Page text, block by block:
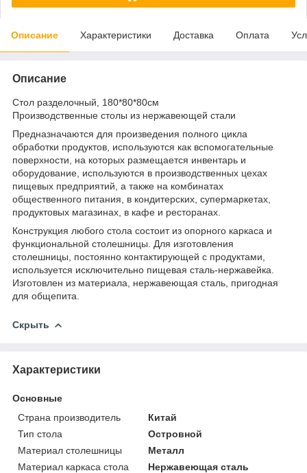
Описание Характеристики Доставка Оплата
Описание
Стол разделочный, 180*80*80см
Производственные столы из нержавеющей стали
Предназначаются для произведения полного цикла
обработки продуктов, используются как вспомогательные
поверхности, на которых размещается инвентарь и
оборудование, используются в производственных цехах
пищевых предприятий, а также на комбинатах
общественного питания, в кондитерских, супермаркетах,
продуктовых магазинах, в кафе и ресторанах.
Конструкция любого стола состоит из опорного каркаса и
функциональной столешницы. Для изготовления
столешницы, постоянно контактирующей с продуктами,
используется исключительно пищевая сталь-нержавейка.
Изготовлен из материала, нержавеющая сталь, пригодная
для общепита.
Скрыть
Характеристики
Основные
Страна производитель
Китай
Тип стола
Островной
Материал столешницы
Металл
Материал каркаса стола
Нержавеющая сталь